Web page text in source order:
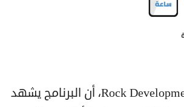
وأكدت المهندسة بارثينا دوس، عضو مجلس إدارة Rock Developments، أن البرنامج يشهد